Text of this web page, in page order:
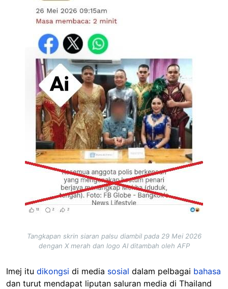
Tangkapan skrin siaran palsu diambil pada 29 Mei 2026
dengan X merah dan logo AI ditambah oleh AFP
Imej itu dikongsi di media sosial dalam pelbagai bahasa
dan turut mendapat liputan saluran media di Thailand